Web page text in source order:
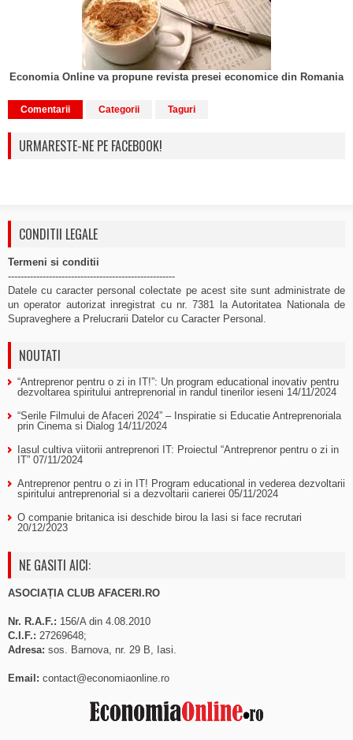
Economia Online va propune revista presei economice din Romania
Comentarii Categorii Taguri
URMARESTE-NE PE FACEBOOK!
CONDITII LEGALE
Termeni si conditii
-----------------------------------------------------
Datele cu caracter personal colectate pe acest site sunt administrate de
un operator autorizat inregistrat cu nr. 7381 la Autoritatea Nationala de
Supraveghere a Prelucrarii Datelor cu Caracter Personal.
NOUTATI
“Antreprenor pentru o zi in IT!”: Un program educational inovativ pentru
dezvoltarea spiritului antreprenorial in randul tinerilor ieseni 14/11/2024
“Serile Filmului de Afaceri 2024” – Inspiratie si Educatie Antreprenoriala
prin Cinema si Dialog 14/11/2024
Iasul cultiva viitorii antreprenori IT: Proiectul “Antreprenor pentru o zi in
IT” 07/11/2024
Antreprenor pentru o zi in IT! Program educational in vederea dezvoltarii
spiritului antreprenorial si a dezvoltarii carierei 05/11/2024
O companie britanica isi deschide birou la Iasi si face recrutari
20/12/2023
NE GASITI AICI:
ASOCIAȚIA CLUB AFACERI.RO
Nr. R.A.F.: 156/A din 4.08.2010
C.I.F.: 27269648;
Adresa: sos. Barnova, nr. 29 B, Iasi.
Email: contact@economiaonline.ro